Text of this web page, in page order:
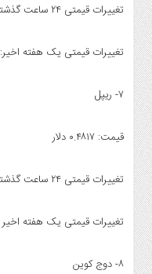
تغییرات قیمتی ۲۴ ساعت گذشته: ۰.۰۰ درصد کاهش
تغییرات قیمتی یک هفته اخیر: ۰.۰۰درصد کاهش
۷- ریپل
قیمت: ۰.۴۸۱۷ دلار
تغییرات قیمتی ۲۴ ساعت گذشته: ۱.۲۱ درصد کاهش
تغییرات قیمتی یک هفته اخیر ۸.۲۳ درصد کاهش
۸- دوج کوین